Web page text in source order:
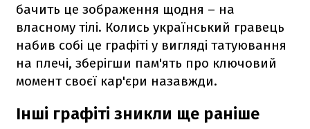
бачить це зображення щодня – на
власному тілі. Колись український гравець
набив собі це графіті у вигляді татуювання
на плечі, зберігши пам'ять про ключовий
момент своєї кар'єри назавжди.
Інші графіті зникли ще раніше